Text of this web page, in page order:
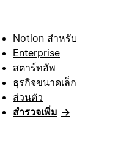
Notion สำหรับ
Enterprise
สตาร์ทอัพ
ธุรกิจขนาดเล็ก
ส่วนตัว
สำรวจเพิ่ม →